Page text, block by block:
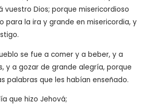
vuestro Dios; porque misericordioso
para la ira y grande en misericordia, y
se fue a comer y a beber, y a
y a gozar de grande alegría, porque
palabras que les habían enseñado.
que hizo Jehová;